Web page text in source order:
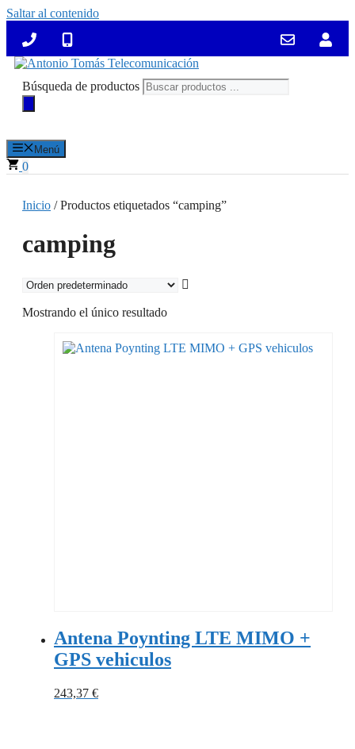
Saltar al contenido
Búsqueda de productos
Menú
0
Inicio / Productos etiquetados “camping”
camping
Mostrando el único resultado
Antena Poynting LTE MIMO +
GPS vehiculos
243,37 €